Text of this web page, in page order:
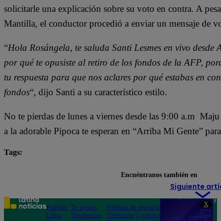
X
solicitarle una explicación sobre su voto en contra. A
Mantilla, el conductor procedió a enviar un mensaje de
“Hola Rosángela, te saluda Santi Lesmes en vivo
por qué te opusiste al retiro de los fondos de la AFP,
tu respuesta para que nos aclares por qué estabas en
fondos“, dijo Santi a su característico estilo.
No te pierdas de lunes a viernes desde las 9:00 a.m
a la adorable Pipoca te esperan en “Arriba Mi Gente”
Tags:
Siguiente
Encuéntranos también en
Política
Lima
Te ayudo
Tendencias
Política de privacidad
Términos y condiciones
Teléfono: 219
Av. San